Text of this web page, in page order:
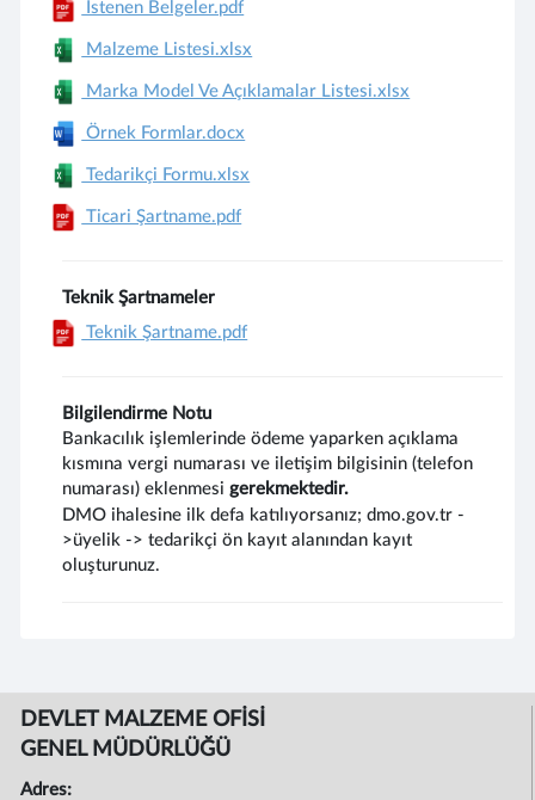
İstenen Belgeler.pdf
Malzeme Listesi.xlsx
Marka Model Ve Açıklamalar Listesi.xlsx
Örnek Formlar.docx
Tedarikçi Formu.xlsx
Ticari Şartname.pdf
Teknik Şartnameler
Teknik Şartname.pdf
Bilgilendirme Notu
Bankacılık işlemlerinde ödeme yaparken açıklama
kısmına vergi numarası ve iletişim bilgisinin (telefon
numarası) eklenmesigerekmektedir.
DMO ihalesine ilk defa katılıyorsanız; dmo.gov.tr -
>üyelik -> tedarikçi ön kayıt alanından kayıt
oluşturunuz.
DEVLET MALZEME OFİSİ
GENEL MÜDÜRLÜĞÜ
Adres: